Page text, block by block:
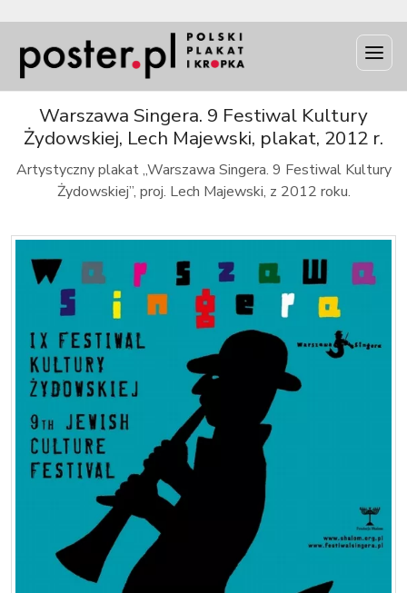
Warszawa Singera. 9 Festiwal Kultury
Żydowskiej, Lech Majewski, plakat, 2012 r.
Artystyczny plakat „Warszawa Singera. 9 Festiwal Kultury
Żydowskiej”, proj. Lech Majewski, z 2012 roku.